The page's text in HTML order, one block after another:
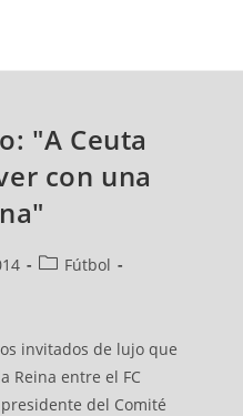
"A Ceuta
con una
Fútbol
invitados de lujo que
Reina entre el FC
del Comité